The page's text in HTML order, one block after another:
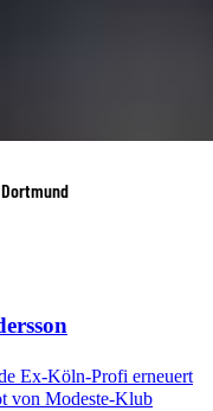
Ex-Köln-Profi erneuert
von Modeste-Klub